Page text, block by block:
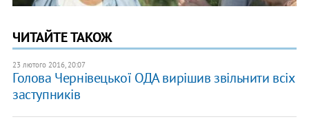
ЧИТАЙТЕ ТАКОЖ
23 лютого 2016, 20:07
Голова Чернівецької ОДА вирішив звільнити всіх
заступників